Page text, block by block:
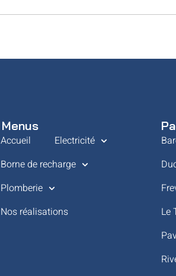
Menus
Accueil
Electricité
Borne de recharge
Plomberie
Nos réalisations
Le